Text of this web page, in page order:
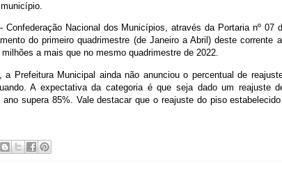
Nacional dos Municípios, através da Portaria nº 07
do primeiro quadrimestre (de Janeiro a Abril) deste corrente
a mais que no mesmo quadrimestre de 2022.
Prefeitura Municipal ainda não anunciou o percentual de
A expectativa da categoria é que seja dado um reajuste
supera 85%. Vale destacar que o reajuste do piso